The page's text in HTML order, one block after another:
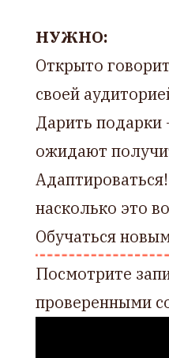
НУЖНО:
Открыто
своей
Дарить
ожидают
насколько это
Обучаться
Посмотрите
проверенными